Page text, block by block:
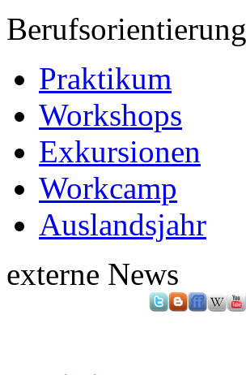
Berufsorientierung
Praktikum
Workshops
Exkursionen
Workcamp
Auslandsjahr
externe News